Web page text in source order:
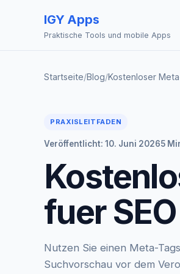
IGY Apps
Praktische Tools und mobile Apps
Startseite/Blog/Kostenloser
PRAXISLEITFADEN
Veröffentlicht: 10. Juni 20265
fuer
Nutzen Sie einen Meta-
Suchvorschau vor dem